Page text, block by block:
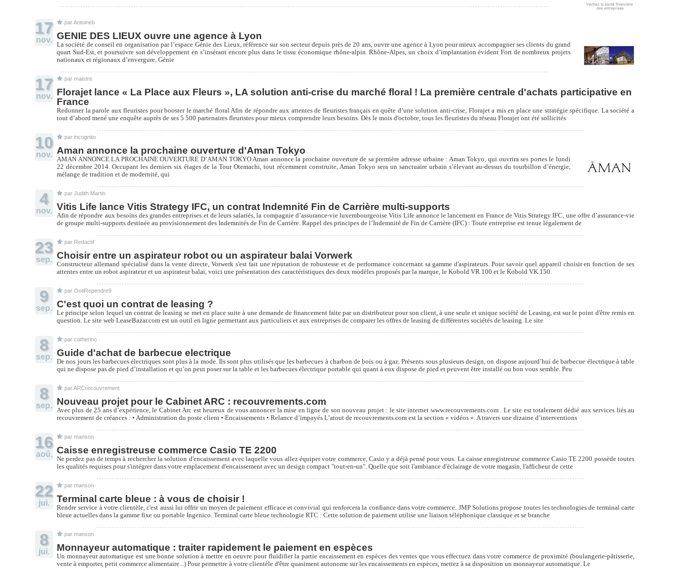
17
nov.
par Antoineb
GENIE DES LIEUX ouvre une agence à Lyon
La société de conseil en organisation par l’espace Génie des Lieux, référence sur son secteur depuis près de 20 ans, ouvre une agence à Lyon pour mieux accompagner ses clients du grand
quart Sud-Est, et poursuivre son développement en s’insérant encore plus dans le tissu économique rhône-alpin. Rhône-Alpes, un choix d’implantation évident Fort de nombreux projets
nationaux et régionaux d’envergure, Génie
17
nov.
par maistre
Florajet lance « La Place aux Fleurs », LA solution anti-crise du marché floral ! La première centrale d'achats participative en
France
Redonner la parole aux fleuristes pour booster le marché floral Afin de répondre aux attentes de fleuristes français en quête d’une solution anti-crise, Florajet a mis en place une stratégie spécifique. La société a
tout d’abord mené une enquête auprès de ses 5 500 partenaires fleuristes pour mieux comprendre leurs besoins. Dès le mois d'octobre, tous les fleuristes du réseau Florajet ont été sollicités
10
nov.
par incognito
Aman annonce la prochaine ouverture d'Aman Tokyo
AMAN ANNONCE LA PROCHAINE OUVERTURE D’AMAN TOKYO Aman annonce la prochaine ouverture de sa première adresse urbaine : Aman Tokyo, qui ouvrira ses portes le lundi
22 décembre 2014. Occupant les derniers six étages de la Tour Otemachi, tout récemment construite, Aman Tokyo sera un sanctuaire urbain s’élevant au-dessus du tourbillon d’énergie,
mélange de tradition et de modernité, qui
4
nov.
par Judith Martin
Vitis Life lance Vitis Strategy IFC, un contrat Indemnité Fin de Carrière multi-supports
Afin de répondre aux besoins des grandes entreprises et de leurs salariés, la compagnie d’assurance-vie luxembourgeoise Vitis Life annonce le lancement en France de Vitis Strategy IFC, une offre d’assurance-vie
de groupe multi-supports destinée au provisionnement des Indemnités de Fin de Carrière. Rappel des principes de l’Indemnité de Fin de Carrière (IFC) : Toute entreprise est tenue légalement de
23
sep.
par Redactif
Choisir entre un aspirateur robot ou un aspirateur balai Vorwerk
Constructeur allemand spécialisé dans la vente directe, Vorwerk s'est fait une réputation de robustesse et de performance concernant sa gamme d'aspirateurs. Pour savoir quel appareil choisir en fonction de ses
attentes entre un robot aspirateur et un aspirateur balai, voici une présentation des caractéristiques des deux modèles proposés par la marque, le Kobold VR 100 et le Kobold VK 150.
9
sep.
par OotiRependre9
C'est quoi un contrat de leasing ?
Le principe selon lequel un contrat de leasing se met en place suite à une demande de financement faite par un distributeur pour son client, à une seule et unique société de Leasing, est sur le point d'être remis en
question. Le site web LeaseBazar.com est un outil en ligne permettant aux particuliers et aux entreprises de comparer les offres de leasing de différentes sociétés de leasing. Le site
8
sep.
par catherino
Guide d'achat de barbecue electrique
De nos jours les barbecues électriques sont plus à la mode. Ils sont plus utilisés que les barbecues à charbon de bois ou à gaz. Présents sous plusieurs design, on dispose aujourd’hui de barbecue électrique à table
qui ne dispose pas de pied d’installation et qu’on peut poser sur la table et les barbecues électrique portable qui quant à eux dispose de pied et peuvent être installé ou bon vous semble. Peu
8
sep.
par ARCrecouvrement
Nouveau projet pour le Cabinet ARC : recouvrements.com
Avec plus de 25 ans d’expérience, le Cabinet Arc est heureux de vous annoncer la mise en ligne de son nouveau projet : le site internet www.recouvrements.com . Le site est totalement dédié aux services liés au
recouvrement de créances : • Administration du poste client • Encaissements • Relance d’impayés L’atout de recouvrements.com est la section « vidéos ». A travers une dizaine d’interventions
16
aoû.
par manson
Caisse enregistreuse commerce Casio TE 2200
Ne perdez pas de temps à rechercher la solution d'encaissement avec laquelle vous allez équiper votre commerce, Casio y a déjà pensé pour vous. La caisse enregistreuse commerce Casio TE 2200 possède toutes
les qualités requises pour s'intégrer dans votre emplacement d'encaissement avec un design compact "tout-en-un". Quelle que soit l'ambiance d'éclairage de votre magasin, l'afficheur de cette
22
jui.
par manson
Terminal carte bleue : à vous de choisir !
Rendre service à votre clientèle, c'est aussi lui offrir un moyen de paiement efficace et convivial qui renforcera la confiance dans votre commerce. JMP Solutions propose toutes les technologies de terminal carte
bleue actuelles dans la gamme fixe ou portable Ingenico. Terminal carte bleue technologie RTC : Cette solution de paiement utilise une liaison téléphonique classique et se branche
8
jui.
par manson
Monnayeur automatique : traiter rapidement le paiement en espèces
Un monnayeur automatique est une bonne solution à mettre en oeuvre pour fluidifier la partie encaissement en espèces des ventes que vous effectuez dans votre commerce de proximité (boulangerie-pâtisserie,
vente à emporter, petit commerce alimentaire...) Pour permettre à votre clientèle d'être quasiment autonome sur les encaissements en espèces, mettez à sa disposition un monnayeur automatique. Le